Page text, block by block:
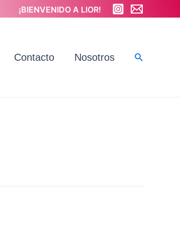
¡BIENVENIDO A LIOR!
Contacto Nosotros Buscar